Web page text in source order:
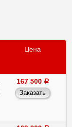
Цена
167 500 a